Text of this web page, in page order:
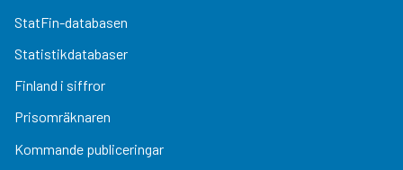
StatFin-databasen
Statistikdatabaser
Finland i siffror
Prisomräknaren
Kommande publiceringar